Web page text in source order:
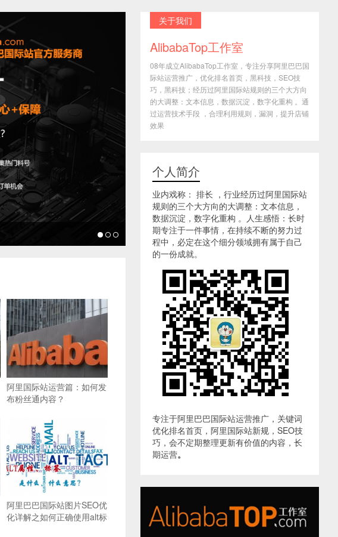
阿里国际站运营篇：如何发
布粉丝通内容？
阿里巴巴国际站图片SEO优
化详解之如何正确使用alt标
关于我们
AlibabaTop工作室
08年成立AlibabaTop工作室，专注分享阿里巴巴国
际站运营推广，优化排名首页，黑科技，SEO技
巧，黑科技；经历过阿里国际站规则的三个大方向
的大调整：文本信息，数据沉淀，数字化重构 。通
过运营技术手段 ，合理利用规则，漏洞，提升店铺
效果
个人简介
业内戏称： 排长 ，行业经历过阿里国际站
规则的三个大方向的大调整：文本信息，
数据沉淀，数字化重构 。人生感悟：长时
期专注于一件事情，在持续不断的努力过
程中，必定在这个细分领域拥有属于自己
的一份成就。
专注于阿里巴巴国际站运营推广，关键词
优化排名首页，阿里国际站新规，SEO技
巧，会不定期整理更新有价值的内容，长
期运营。